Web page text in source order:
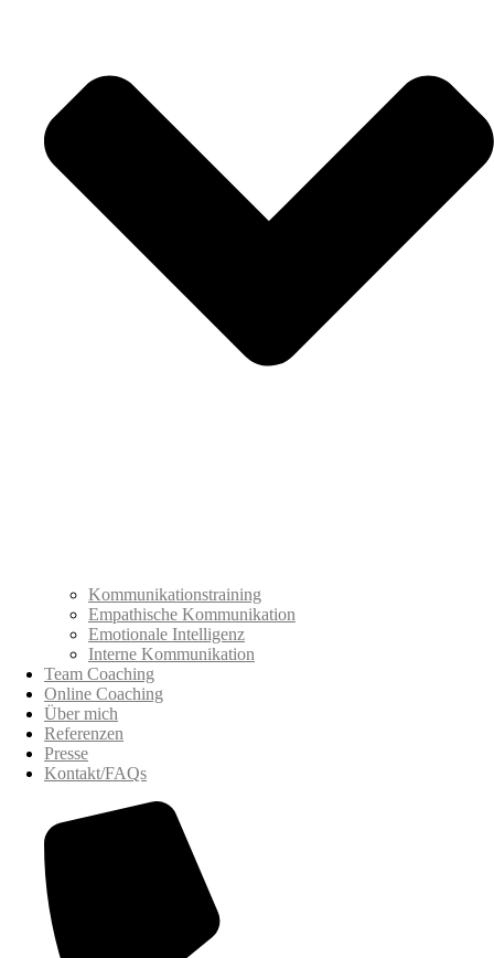
Kommunikationstraining
Empathische Kommunikation
Emotionale Intelligenz
Interne Kommunikation
Team Coaching
Online Coaching
Über mich
Referenzen
Presse
Kontakt/FAQs